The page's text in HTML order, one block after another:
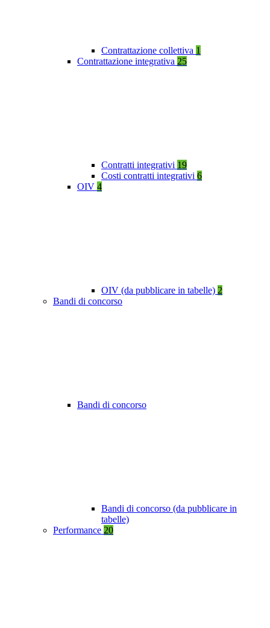
Contrattazione collettiva 1
Contrattazione integrativa 25
Contratti integrativi 19
Costi contratti integrativi 6
OIV 4
OIV (da pubblicare in tabelle) 2
Bandi di concorso
Bandi di concorso
Bandi di concorso (da pubblicare in
tabelle)
Performance 20